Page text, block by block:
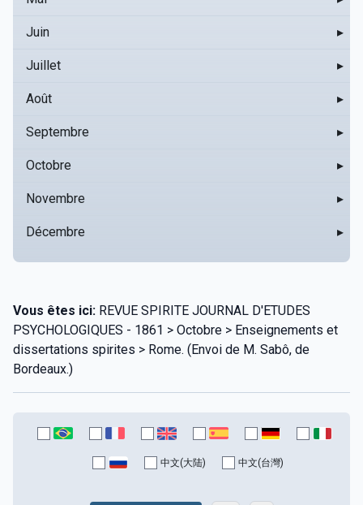
Juin ▸
Juillet ▸
Août ▸
Septembre ▸
Octobre ▸
Novembre ▸
Décembre ▸
Vous êtes ici: REVUE SPIRITE JOURNAL D'ETUDES
PSYCHOLOGIQUES - 1861 > Octobre > Enseignements et
dissertations spirites > Rome. (Envoi de M. Sabô, de
Bordeaux.)
中文(大陆) 中文(台灣)